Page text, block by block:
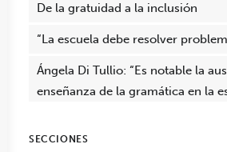
De la gratuidad a la inclusión
“La escuela debe resolver
Ángela Di Tullio: “Es notable la
enseñanza de la gramática en la
SECCIONES